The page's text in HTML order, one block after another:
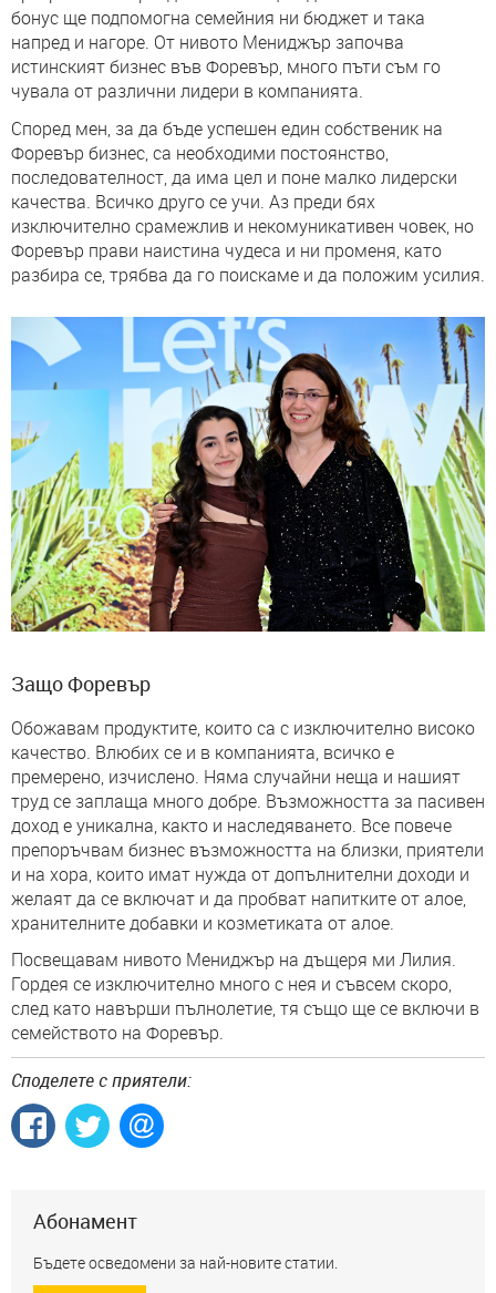
бонус ще подпомогна семейния ни бюджет и така
напред и нагоре. От нивото Мениджър започва
истинският бизнес във Форевър, много пъти съм го
чувала от различни лидери в компанията.
Според мен, за да бъде успешен един собственик на
Форевър бизнес, са необходими постоянство,
последователност, да има цел и поне малко лидерски
качества. Всичко друго се учи. Аз преди бях
изключително срамежлив и некомуникативен човек, но
Форевър прави наистина чудеса и ни променя, като
разбира се, трябва да го поискаме и да положим усилия.
Защо Форевър
Обожавам продуктите, които са с изключително високо
качество. Влюбих се и в компанията, всичко е
премерено, изчислено. Няма случайни неща и нашият
труд се заплаща много добре. Възможността за пасивен
доход е уникална, както и наследяването. Все повече
препоръчвам бизнес възможността на близки, приятели
и на хора, които имат нужда от допълнителни доходи и
желаят да се включат и да пробват напитките от алое,
хранителните добавки и козметиката от алое.
Посвещавам нивото Мениджър на дъщеря ми Лилия.
Гордея се изключително много с нея и съвсем скоро,
след като навърши пълнолетие, тя също ще се включи в
семейството на Форевър.
Споделете с приятели:
Абонамент
Бъдете осведомени за най-новите статии.